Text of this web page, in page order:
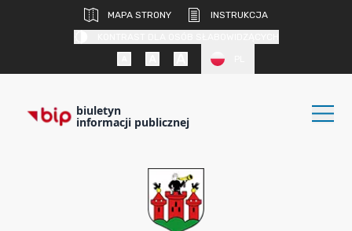
MAPA STRONY
INSTRUKCJA
biuletyn
informacji publicznej